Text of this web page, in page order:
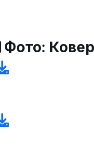
Фото: Ковер